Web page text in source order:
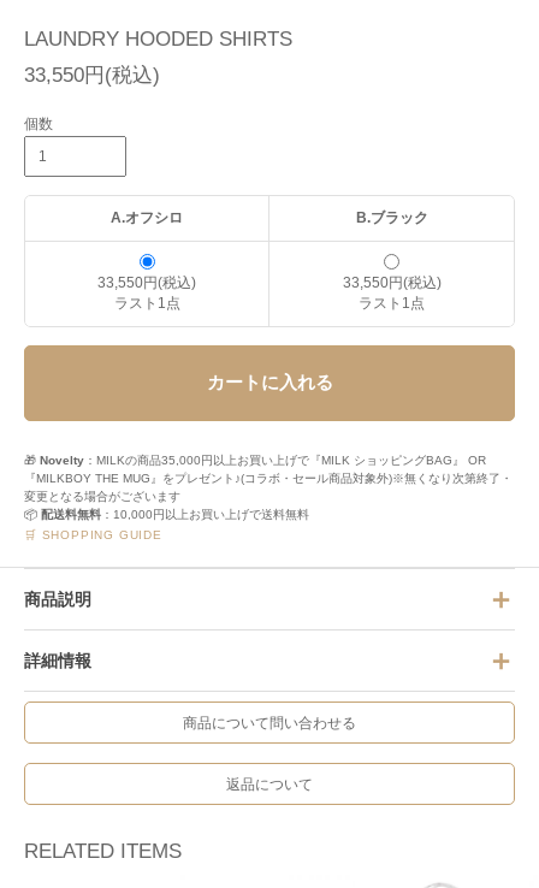
LAUNDRY HOODED SHIRTS
33,550円(税込)
個数
A.オフシロ B.ブラック
33,550円(税込)
ラスト1点
33,550円(税込)
ラスト1点
カートに入れる
🎁 Novelty ：MILKの商品35,000円以上お買い上げで『MILK ショッピングBAG』 OR
『MILKBOY THE MUG』をプレゼント♪(コラボ・セール商品対象外)※無くなり次第終了・
変更となる場合がございます
📦 配送料無料 ：10,000円以上お買い上げで送料無料
🛒 SHOPPING GUIDE
商品説明
詳細情報
商品について問い合わせる
返品について
RELATED ITEMS